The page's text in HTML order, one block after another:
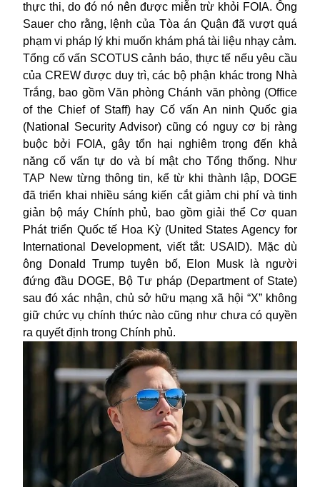
thực thi, do đó nó nên được miễn trừ khỏi FOIA. Ông
Sauer cho rằng, lệnh của Tòa án Quận đã vượt quá
phạm vi pháp lý khi muốn khám phá tài liệu nhạy cảm.
Tổng cố vấn SCOTUS cảnh báo, thực tế nếu yêu cầu
của CREW được duy trì, các bộ phận khác trong Nhà
Trắng, bao gồm Văn phòng Chánh văn phòng (Office
of the Chief of Staff) hay Cố vấn An ninh Quốc gia
(National Security Advisor) cũng có nguy cơ bị ràng
buộc bởi FOIA, gây tổn hại nghiêm trọng đến khả
năng cố vấn tự do và bí mật cho Tổng thống. Như
TAP New từng thông tin, kể từ khi thành lập, DOGE
đã triển khai nhiều sáng kiến cắt giảm chi phí và tinh
giản bộ máy Chính phủ, bao gồm giải thể Cơ quan
Phát triển Quốc tế Hoa Kỳ (United States Agency for
International Development, viết tắt: USAID). Mặc dù
ông Donald Trump tuyên bố, Elon Musk là người
đứng đầu DOGE, Bộ Tư pháp (Department of State)
sau đó xác nhận, chủ sở hữu mạng xã hội “X” không
giữ chức vụ chính thức nào cũng như chưa có quyền
ra quyết định trong Chính phủ.